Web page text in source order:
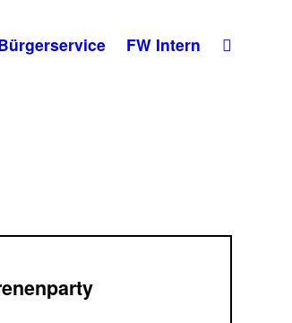
FW Intern